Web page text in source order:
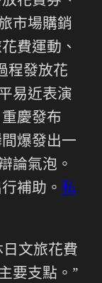
市場購銷
費運動、
程發放花
易近表演
慶發布
爆發出一
論氣泡。
補助。 私
文旅花費
要支點。”